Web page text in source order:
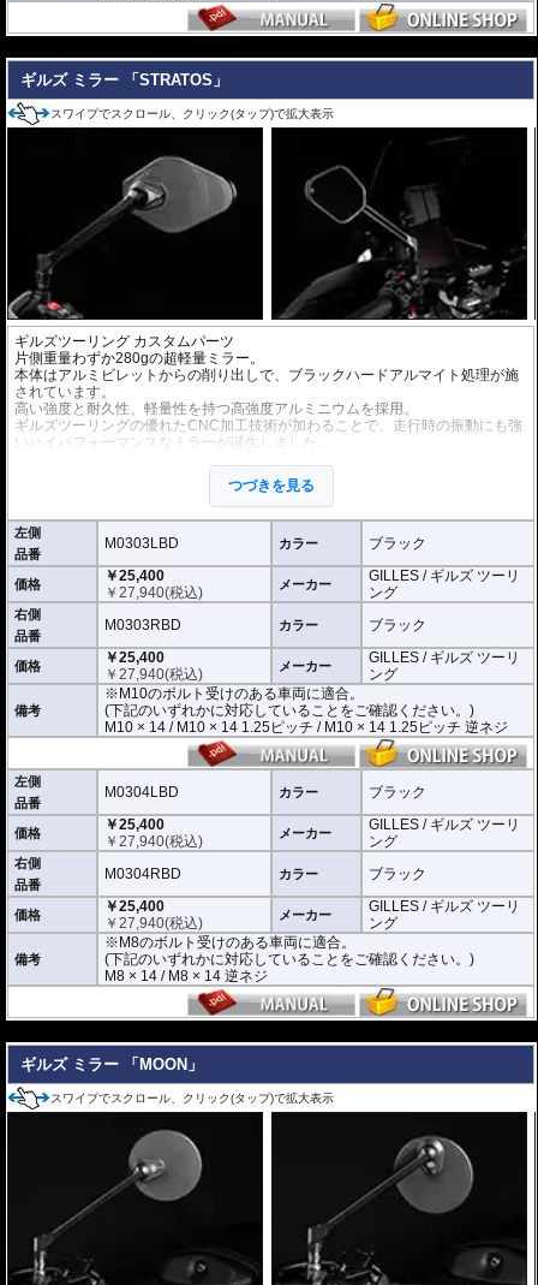
ギルズ ミラー 「STRATOS」
スワイプでスクロール、クリック(タップ)で拡大表示
ギルズツーリング カスタムパーツ
片側重量わずか280gの超軽量ミラー。
本体はアルミビレットからの削り出しで、ブラックハードアルマイト処理が施
されています。
高い強度と耐久性、軽量性を持つ高強度アルミニウムを採用。
ギルズツーリングの優れたCNC加工技術が加わることで、走行時の振動にも強
いハイパフォーマンスなミラーが誕生しました。
付属アダプターは汎用性が高く、多くの車種にご利用いただけます。
※車検対応
※左右別売
※商品は汎用品です。
(取付確認がされているものは下記の適合検索で適合品番をご確認いただけま
す。)
M0303LBD / M0303RBD : M10のボルト受けのある車両に適合
※車体側のミラーの取り付け部分が下記のいずれかのネジに対応していること
をご確認ください。
M10 × 14 / M10 × 14 1.25ピッチ / M10 × 14 1.25ピッチ 逆ネジ
M0304LBD / M0304RBD : M8のボルト受けのある車両に適合
※車体側のミラーの取り付け部分が下記のいずれかのネジに対応していること
M8 × 14 / M8 × 14 逆ネジ
※取付箇所の状況や干渉するものがないかなど、あらかじめ寸法図を参考に実
車にて事前にご確認願います。
つづきを見る
左側
品番
M0303LBD カラー ブラック
価格
￥25,400
￥27,940(税込) メーカー
GILLES / ギルズ ツーリ
ング
右側
品番
M0303RBD カラー ブラック
価格
￥25,400
￥27,940(税込) メーカー
GILLES / ギルズ ツーリ
ング
備考
※M10のボルト受けのある車両に適合。
(下記のいずれかに対応していることをご確認ください。)
M10 × 14 / M10 × 14 1.25ピッチ / M10 × 14 1.25ピッチ 逆ネジ
左側
品番
M0304LBD カラー ブラック
価格
￥25,400
￥27,940(税込) メーカー
GILLES / ギルズ ツーリ
ング
右側
品番
M0304RBD カラー ブラック
価格
￥25,400
￥27,940(税込) メーカー
GILLES / ギルズ ツーリ
ング
備考
※M8のボルト受けのある車両に適合。
(下記のいずれかに対応していることをご確認ください。)
M8 × 14 / M8 × 14 逆ネジ
ギルズ ミラー 「MOON」
スワイプでスクロール、クリック(タップ)で拡大表示